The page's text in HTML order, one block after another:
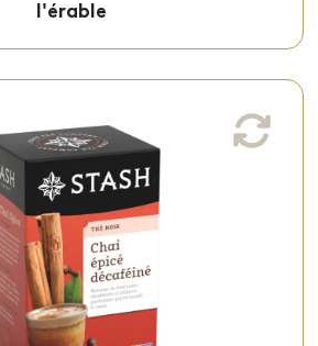
l'érable
Sachet de thé chaï décaféiné
doux et infusé avec
chaï corsés, est offert en
sachets individuels.
Sachets - 50-09407